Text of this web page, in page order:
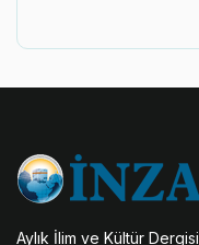
Aylık İlim ve Kültür Dergisi